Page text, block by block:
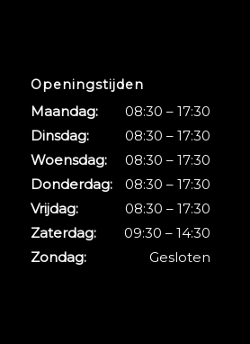
Openingstijden
Maandag:
08:30 – 17:30
Dinsdag:
08:30 – 17:30
Woensdag:
08:30 – 17:30
Donderdag:
08:30 – 17:30
Vrijdag:
08:30 – 17:30
Zaterdag:
09:30 – 14:30
Zondag:
Gesloten